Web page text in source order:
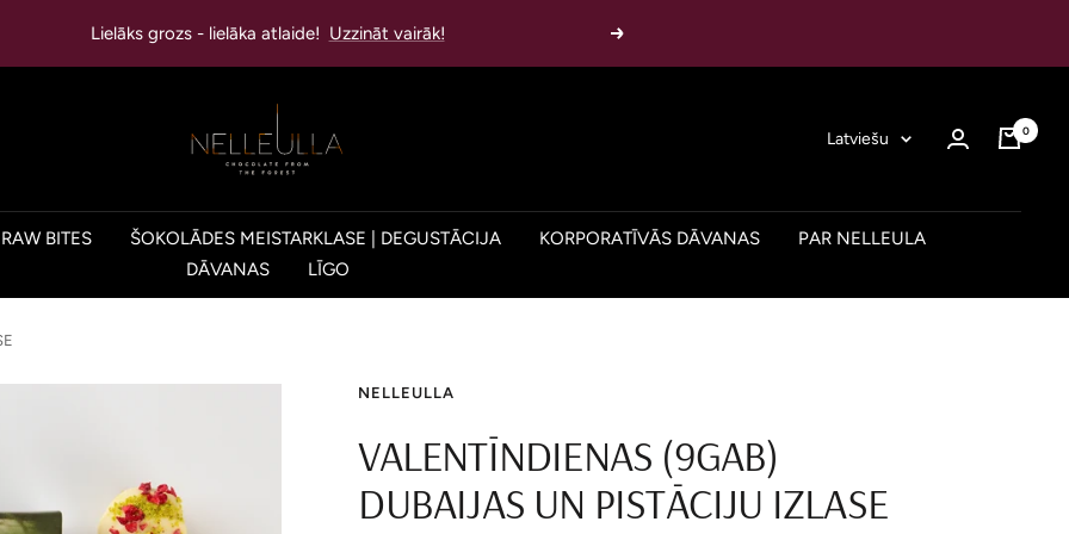
Lielāks grozs - lielāka atlaide! Uzzināt vairāk! Nākamais
NELLEULLA
Valoda
Latviešu 0
BITES ŠOKOLĀDES MEISTARKLASE | DEGUSTĀCIJA KORPORATĪVĀS DĀVANAS
PAR NELLEULA
DĀVANAS
LĪGO
NELLEULLA
VALENTĪNDIENAS (9GAB)
DUBAIJAS UN PISTĀCIJU IZLASE